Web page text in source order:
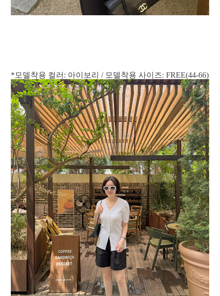
*모델착용 컬러: 아이보리 / 모델착용 사이즈: FREE(44-66)